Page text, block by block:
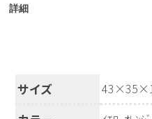
詳細
サイズ